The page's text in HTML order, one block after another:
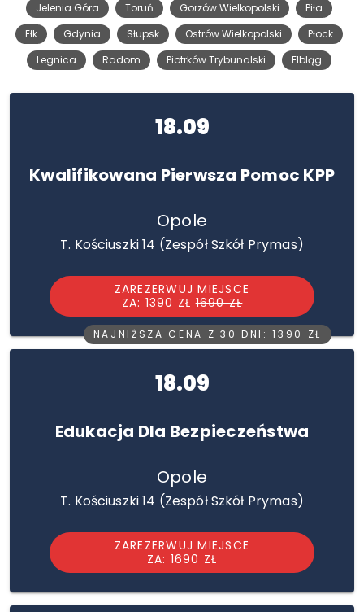
Jelenia Góra
Toruń Gorzów Wielkopolski
Piła
Ełk
Gdynia Słupsk Ostrów Wielkopolski
Płock
Legnica
Radom Piotrków Trybunalski Elbląg
18.09
Kwalifikowana Pierwsza Pomoc KPP
Opole
T. Kościuszki 14 (Zespół Szkół Prymas)
ZAREZERWUJ MIEJSCE
ZA: 1390 ZŁ1690 ZŁ
NAJNIŻSZA CENA Z 30 DNI: 1390 ZŁ
18.09
Edukacja Dla Bezpieczeństwa
Opole
T. Kościuszki 14 (Zespół Szkół Prymas)
ZAREZERWUJ MIEJSCE
ZA: 1690 ZŁ